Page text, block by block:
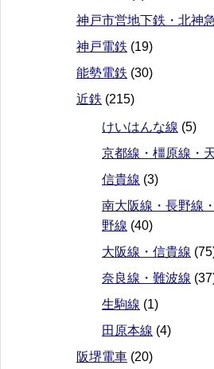
神戸市営地下鉄・北神
神戸電鉄 (19)
能勢電鉄 (30)
近鉄 (215)
けいはんな線 (5)
京都線・橿原線・
信貴線 (3)
南大阪線・長野線
野線 (40)
大阪線・信貴線
奈良線・難波線
生駒線 (1)
田原本線 (4)
阪堺電車 (20)